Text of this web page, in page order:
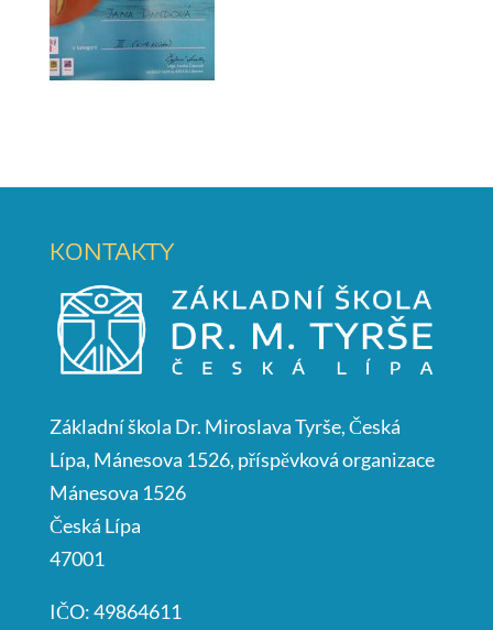
KONTAKTY
Základní škola Dr. Miroslava Tyrše, Česká
Lípa, Mánesova 1526, příspěvková organizace
Mánesova 1526
Česká Lípa
47001
IČO: 49864611